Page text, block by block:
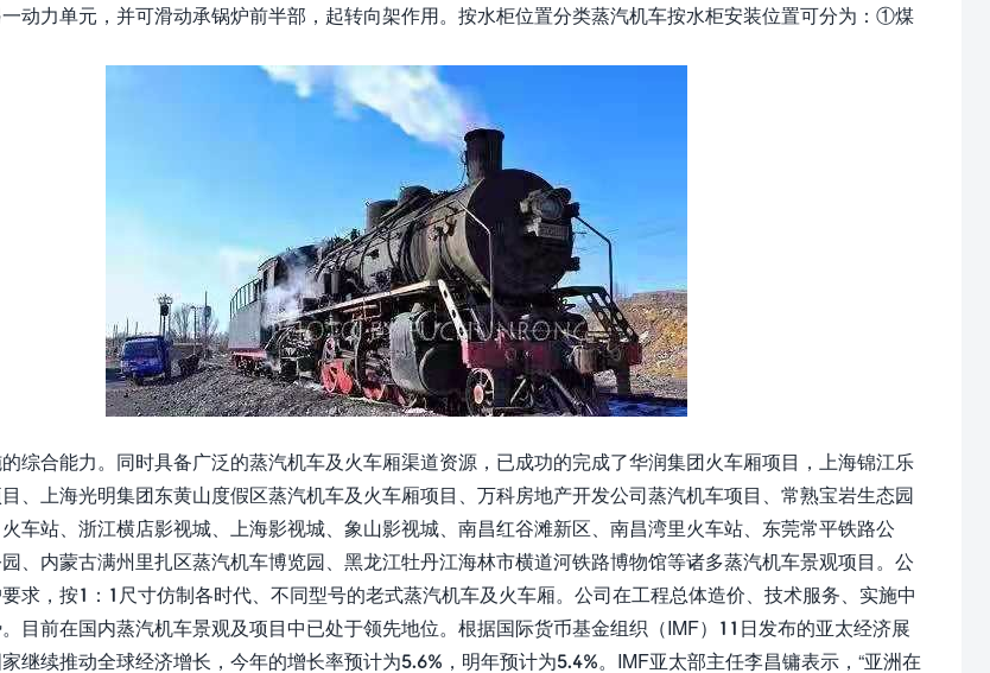
动力单元，并可滑动承锅炉前半部，起转向架作用。按水柜位置分类蒸汽机车按水柜安装位置可分为：①煤
综合能力。同时具备广泛的蒸汽机车及火车厢渠道资源，已成功的完成了华润集团火车厢项目，上海锦江乐
、上海光明集团东黄山度假区蒸汽机车及火车厢项目、万科房地产开发公司蒸汽机车项目、常熟宝岩生态园
车站、浙江横店影视城、上海影视城、象山影视城、南昌红谷滩新区、南昌湾里火车站、东莞常平铁路公
、内蒙古满州里扎区蒸汽机车博览园、黑龙江牡丹江海林市横道河铁路博物馆等诸多蒸汽机车景观项目。公
求，按1：1尺寸仿制各时代、不同型号的老式蒸汽机车及火车厢。公司在工程总体造价、技术服务、实施中
目前在国内蒸汽机车景观及项目中已处于领先地位。根据国际货币基金组织（IMF）11日发布的亚太经济展
继续推动全球经济增长，今年的增长率预计为5.6%，明年预计为5.4%。IMF亚太部主任李昌镛表示，“亚洲在